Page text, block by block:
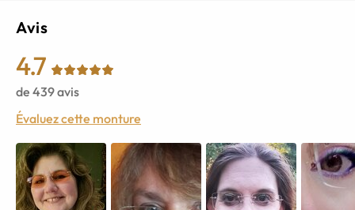
Avis
4.7
de 439avis
Évaluez cette monture